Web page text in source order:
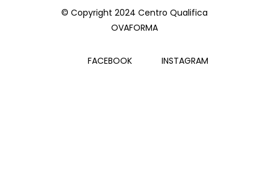
© Copyright 2024 Centro Qualifica
OVAFORMA
FACEBOOK INSTAGRAM